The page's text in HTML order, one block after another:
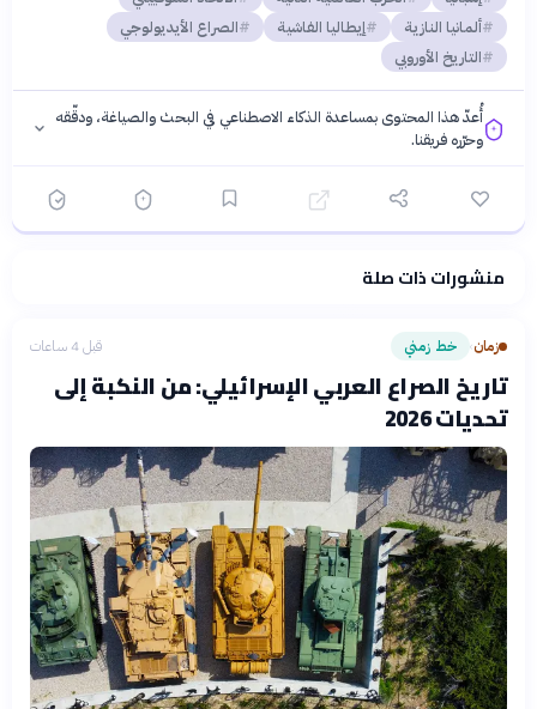
ألمانيا النازية
إيطاليا الفاشية
الصراع الأيديولوجي
التاريخ الأوروبي
أُعدّ هذا المحتوى بمساعدة الذكاء الاصطناعي في البحث والصياغة، ودقّقه
وحرّره فريقنا.
فلسفتنا المعرفية· سياسة الذكاء الاصطناعيمنشورات ذات صلة
زمان› خط زمني قبل 4 ساعات
تاريخ الصراع العربي الإسرائيلي: من النكبة إلى
تحديات 2026